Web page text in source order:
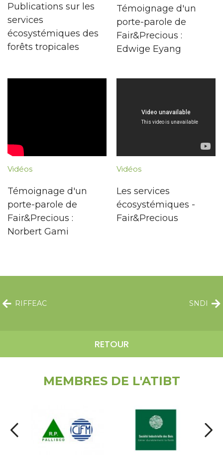
Publications sur les
services
écosystémiques des
forêts tropicales
Témoignage d'un
porte-parole de
Fair&Precious :
Edwige Eyang
Vidéos
Témoignage d'un
porte-parole de
Fair&Precious :
Norbert Gami
Vidéos
Les services
écosystémiques -
Fair&Precious
RIFFEAC
RETOUR
SNDI
MEMBRES DE L'ATIBT